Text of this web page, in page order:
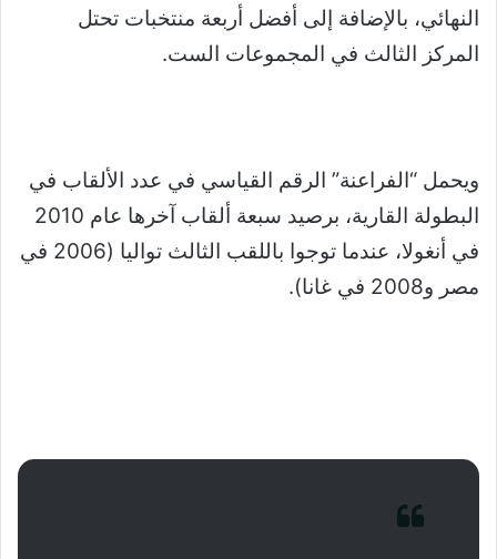
النهائي، بالإضافة إلى أفضل أربعة منتخبات تحتل
المركز الثالث في المجموعات الست.
ويحمل “الفراعنة” الرقم القياسي في عدد الألقاب في
البطولة القارية، برصيد سبعة ألقاب آخرها عام 2010
في أنغولا، عندما توجوا باللقب الثالث تواليا (2006 في
مصر و2008 في غانا).